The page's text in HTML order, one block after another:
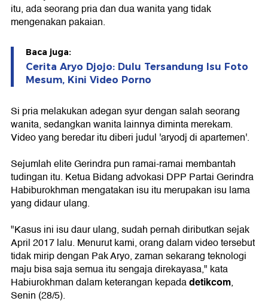
itu, ada seorang pria dan dua wanita yang tidak
mengenakan pakaian.
Baca juga:
Cerita Aryo Djojo: Dulu Tersandung Isu Foto
Mesum, Kini Video Porno
Si pria melakukan adegan syur dengan salah seorang
wanita, sedangkan wanita lainnya diminta merekam.
Video yang beredar itu diberi judul 'aryodj di apartemen'.
Sejumlah elite Gerindra pun ramai-ramai membantah
tudingan itu. Ketua Bidang advokasi DPP Partai Gerindra
Habiburokhman mengatakan isu itu merupakan isu lama
yang didaur ulang.
"Kasus ini isu daur ulang, sudah pernah diributkan sejak
April 2017 lalu. Menurut kami, orang dalam video tersebut
tidak mirip dengan Pak Aryo, zaman sekarang teknologi
maju bisa saja semua itu sengaja direkayasa," kata
Habiurokhman dalam keterangan kepadadetikcom,
Senin (28/5).